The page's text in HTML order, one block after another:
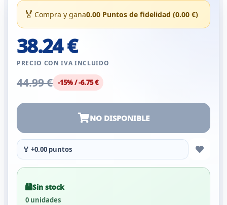
🏅 Compra y gana0.00 Puntos de fidelidad (0.00 €)
38.24 €
PRECIO CON IVA INCLUIDO
44.99 € -15% / -6.75 €
NO DISPONIBLE
🏅 +0.00 puntos
Sin stock
0 unidades